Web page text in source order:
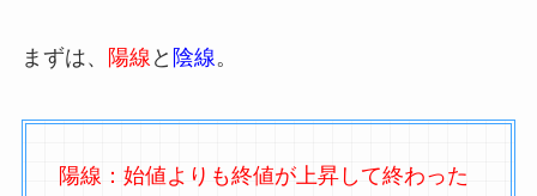
まずは、 陽線 と 陰線。
陽線：始値よりも終値が上昇して終わった